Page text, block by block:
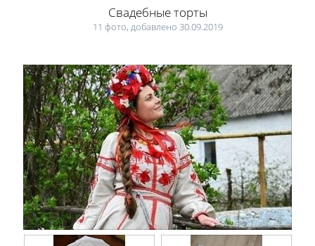
Свадебные торты
11 фото, добавлено 30.09.2019